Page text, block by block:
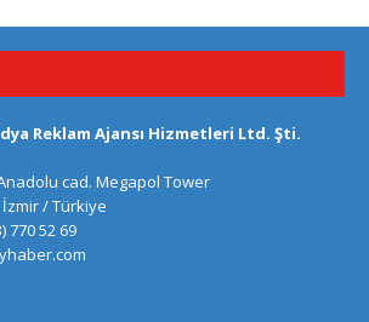
Reklam Ajansı Hizmetleri Ltd. Şti.
cad. Megapol Tower
İzmir / Türkiye
770 52 69